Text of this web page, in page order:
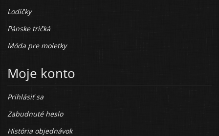
Lodičky
Pánske tričká
Móda pre moletky
Moje konto
Prihlásiť sa
Zabudnuté heslo
História objednávok